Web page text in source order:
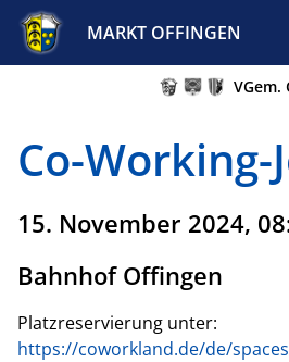
MARKT OFFINGEN
VGem.
Co-Working-
15. November 2024,
Bahnhof Offingen
Platzreservierung unter:
https://coworkland.de/de/